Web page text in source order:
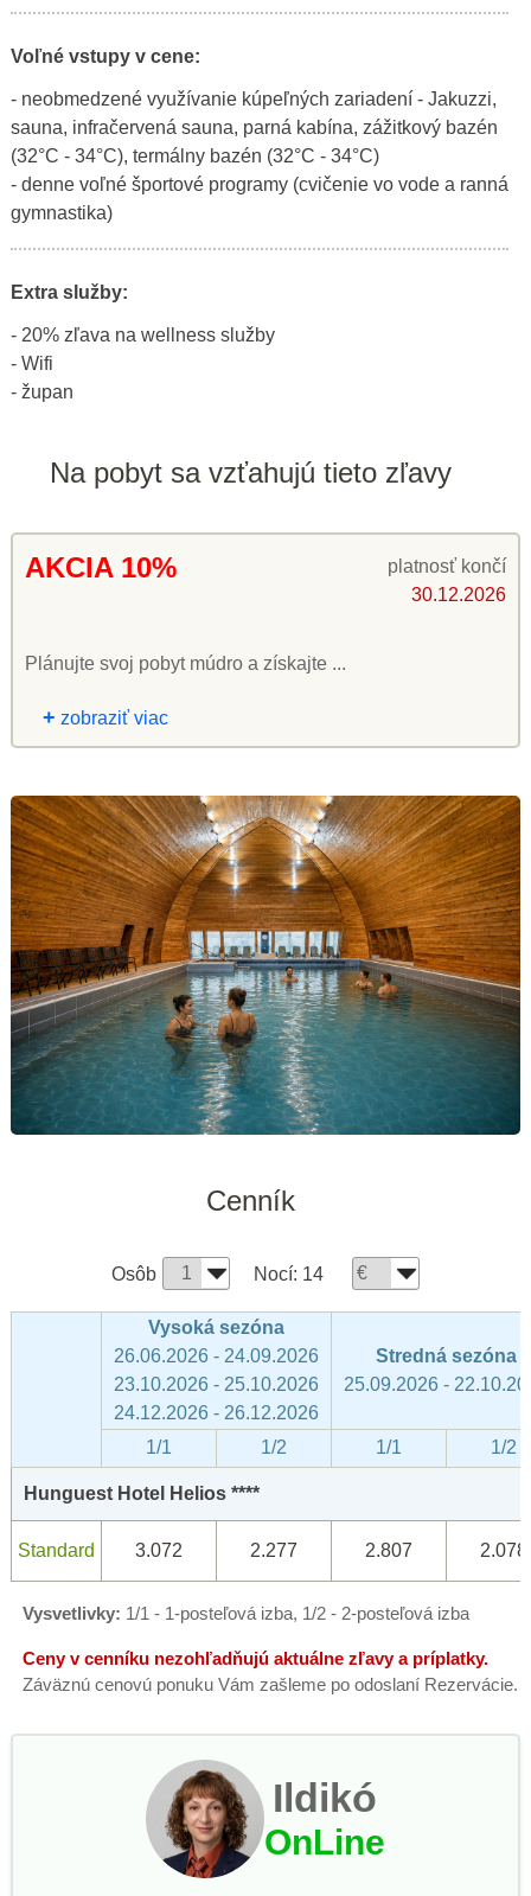
Voľné vstupy v cene:
- neobmedzené využívanie kúpeľných zariadení - Jakuzzi,
sauna, infračervená sauna, parná kabína, zážitkový bazén
(32°C - 34°C), termálny bazén (32°C - 34°C)
- denne voľné športové programy (cvičenie vo vode a ranná
gymnastika)
Extra služby:
- 20% zľava na wellness služby
- Wifi
- župan
Na pobyt sa vzťahujú tieto zľavy
AKCIA 10%
platnosť končí
30.12.2026
Plánujte svoj pobyt múdro a získajte ...
+ zobraziť viac
Cenník
Osôb Nocí: 14
Vysoká sezóna
26.06.2026 - 24.09.2026
23.10.2026 - 25.10.2026
24.12.2026 - 26.12.2026
Stredná sezóna
25.09.2026 -
1/1 1/2 1/1 1/2
Hunguest Hotel Helios ****
Standard 3.072 2.277 2.807 2.078
Vysvetlivky: 1/1 - 1-posteľová izba, 1/2 - 2-posteľová izba
Ceny v cenníku nezohľadňujú aktuálne zľavy a príplatky.
Záväznú cenovú ponuku Vám zašleme po odoslaní Rezervácie.
Ildikó
OnLine